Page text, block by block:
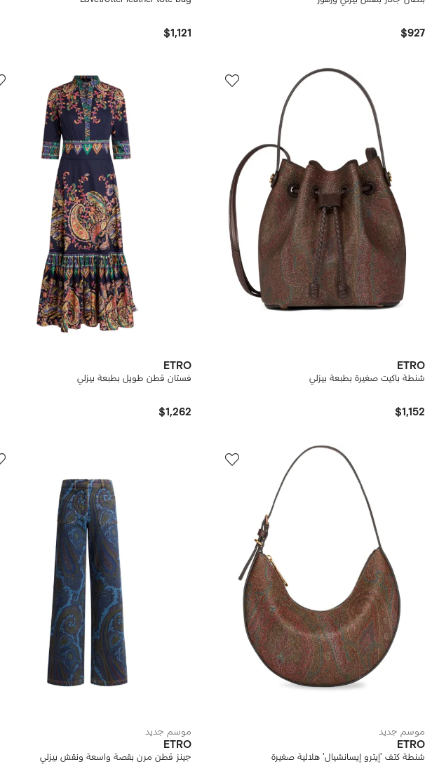
$927
$1,121
ETRO
شنطة باكيت صغيرة بطبعة بيزلي
$1,152
ETRO
فستان قطن طويل بطبعة بيزلي
$1,262
موسم جديد
ETRO
شنطة كتف 'إيترو إيسانشيال' هلالية صغيرة
موسم جديد
ETRO
جينز قطن مرن بقصة واسعة ونقش بيزلي